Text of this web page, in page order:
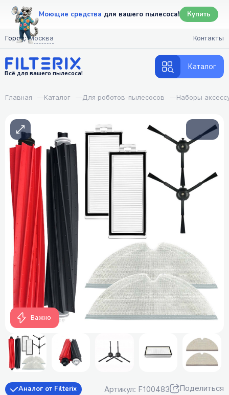
Моющие средства для вашего пылесоса! Купить
Город: Москва Контакты
Всё для вашего пылесоса!
Каталог
Главная —Каталог —Для роботов-пылесосов —Наборы
Важно
Аналог от Filterix Артикул: F100483 Поделиться